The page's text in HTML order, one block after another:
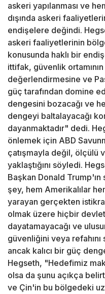
askeri yapılanması ve
dışında askeri
endişelere değindi.
askeri faaliyetlerinin
konusunda haklı bir
ittifak, güvenlik
değerlendirmesine ve
güç tarafından domine
dengesini bozacağı ve
dengeyi baltalayacağı
dayanmaktadır" dedi.
önlemek için ABD
çatışmayla değil, ölçülü
yaklaştığını söyledi.
Başkan Donald
şey, hem Amerikalılar
yarayan gerçekten
olmak üzere hiçbir
dayatamayacağı ve
güvenliğini veya
ancak kalıcı bir güç
Hegseth, "Hedefimiz
olsa da şunu açıkça
ve Çin'in bu bölgedeki